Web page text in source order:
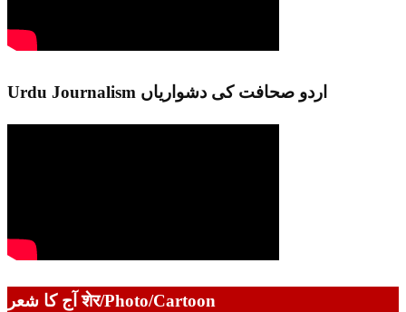
Urdu Journalism اردو صحافت کی دشواریاں
آج کا شعر शेर/Photo/Cartoon